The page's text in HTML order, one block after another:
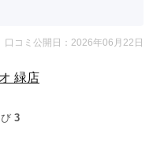
口コミ公開日：2026年06月22日
緑店
3